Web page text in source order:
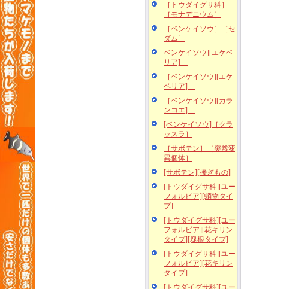
［トウダイグサ科］
［モナデニウム］
［ベンケイソウ］［セ
ダム］
ベンケイソウ][エケベ
リア]
［ベンケイソウ][エケ
ベリア]
［ベンケイソウ][カラ
ンコエ]
[ベンケイソウ]［クラ
ッスラ］
［サボテン］［突然変
異個体］
[サボテン][接ぎもの]
[トウダイグサ科][ユー
フォルビア][蛸物タイ
プ]
[トウダイグサ科][ユー
フォルビア][花キリン
タイプ][塊根タイプ]
[トウダイグサ科][ユー
フォルビア][花キリン
タイプ]
[トウダイグサ科][ユー